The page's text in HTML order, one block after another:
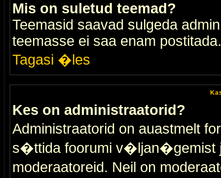
Mis on suletud teemad?
Teemasid saavad sulgeda
teemasse ei saa enam postitada.
Tagasi �les
Kes on administraatorid?
Administraatorid on auastmelt
s�ttida foorumi v�ljan�gemist
moderaatoreid. Neil on